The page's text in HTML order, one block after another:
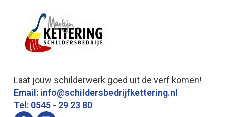
Laat jouw schilderwerk goed uit de verf komen!
Email: info@schildersbedrijfkettering.nl
Tel: 0545 - 29 23 80